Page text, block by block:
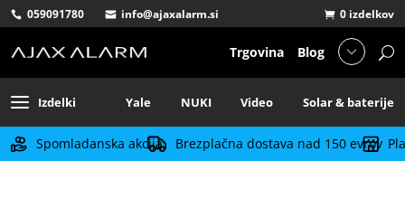
059091780 info@ajaxalarm.si 0 izdelkov
Trgovina Blog
Izdelki Yale NUKI Video Solar & baterije
Spomladanska akcija Brezplačna dostava nad 150 evrov